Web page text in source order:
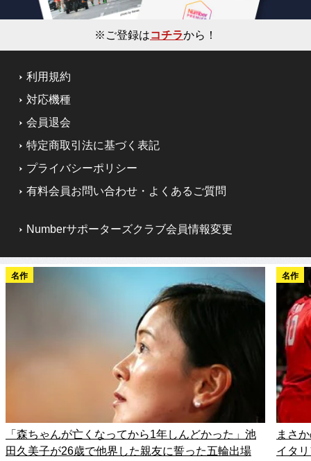
※ご登録はコチラから！
利用規約
対応機種
会員退会
特定商取引法に基づく表記
プライバシーポリシー
有料会員お問い合わせ・よくあるご質問
Numberサポーターズクラブ会員情報変更
名作
「森ちゃんが亡くなってから1年しんどかった」池
田久美子が26歳で他界した親友に誓った五輪出場
名作
まさ
イタ